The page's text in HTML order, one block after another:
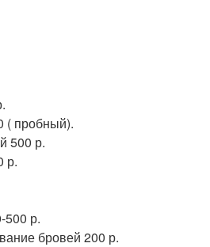
( пробный).
500 р.
р.
500 р.
бровей 200 р.